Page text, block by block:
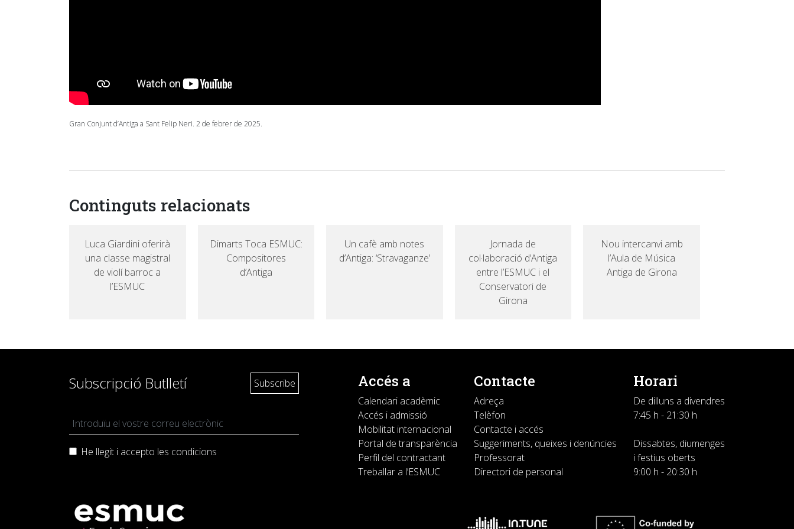
Gran Conjunt d’Antiga a Sant Felip Neri. 2 de febrer de 2025.
Continguts relacionats
Luca Giardini oferirà
una classe magistral
de violí barroc a
l’ESMUC
Dimarts Toca ESMUC:
Compositores
d’Antiga
Un cafè amb notes
d’Antiga: ‘Stravaganze’
Jornada de
col·laboració d’Antiga
entre l’ESMUC i el
Conservatori de
Girona
Nou intercanvi amb
l’Aula de Música
Antiga de Girona
Subscripció Butlletí
He llegit i accepto les condicions
Accés a
Calendari acadèmic
Accés i admissió
Mobilitat internacional
Portal de transparència
Perfil del contractant
Treballar a l’ESMUC
Contacte
Adreça
Telèfon
Contacte i accés
Suggeriments, queixes i denúncies
Professorat
Directori de personal
Horari
De dilluns a divendres
7:45 h - 21:30 h
Dissabtes, diumenges
i festius oberts
9:00 h - 20:30 h